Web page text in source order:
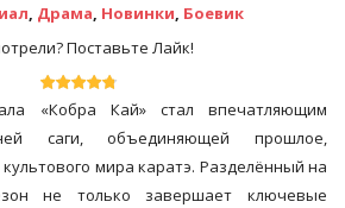
, Драма, Новинки, Боевик
Поставьте Лайк!
«Кобра Кай» стал впечатляющим
саги, объединяющей прошлое,
мира каратэ. Разделённый на
не только завершает ключевые